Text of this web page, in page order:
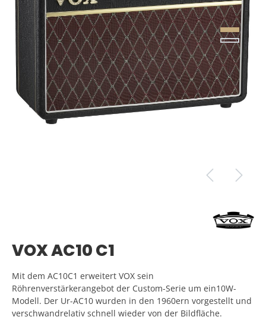
VOX AC10 C1
Mit dem AC10C1 erweitert VOX sein
Röhrenverstärkerangebot der Custom-Serie um ein10W-
Modell. Der Ur-AC10 wurden in den 1960ern vorgestellt und
verschwandrelativ schnell wieder von der Bildfläche.